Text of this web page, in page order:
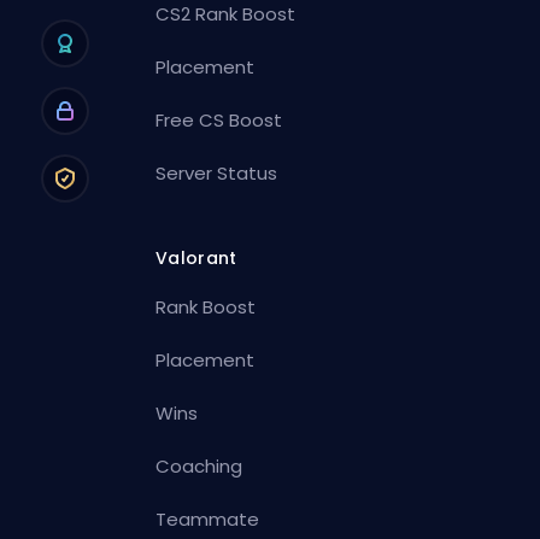
CS2 Rank Boost
Placement
Free CS Boost
Server Status
Valorant
Rank Boost
Placement
Wins
Coaching
Teammate